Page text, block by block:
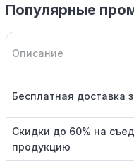
Популярные
Описание
Бесплатная доставка
Скидки до 60% на
продукцию